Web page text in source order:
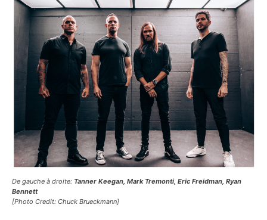
De gauche à droite: Tanner Keegan, Mark Tremonti, Eric Freidman, Ryan
Bennett
[Photo Credit: Chuck Brueckmann]